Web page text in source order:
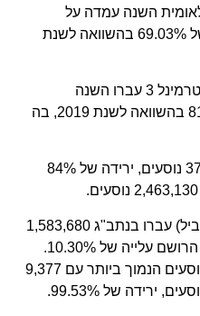
השנה עמדה על
49,219 תנועות ומגלמת ירידה של 69.03% בהשוואה לשנת
בתנועת הנוסעים הבינלאומית בטרמינל 3 עברו השנה
4,084,870 נוסעים ירידה של 81% בהשוואה לשנת 2019, בה
בטיסות בטרמינל 1 עברו 371,756 נוסעים, ירידה של 84%
בחודש ינואר 2020 (החודש המוביל) עברו בנתב"ג 1,583,680
לעומת 1,435,735 בשנת 2019, הרושם עלייה של 10.30%.
חודש אפריל רשם את מספר הנוסעים הנמוך ביותר עם 9,377